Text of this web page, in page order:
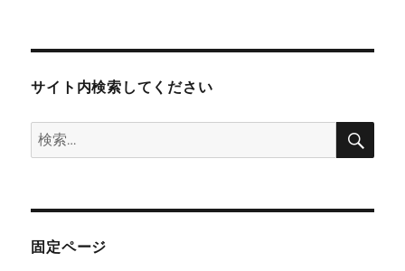
サイト内検索してください
検
索:
検
固定ページ